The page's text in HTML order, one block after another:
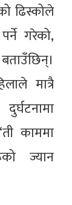
ढिस्कोले
गरेको,
मात्रै
काममा
ज्यान